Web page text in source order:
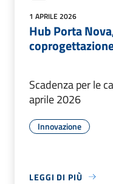
1 APRILE 2026
Hub Porta
Scadenza per le
aprile 2026
Innovazione
LEGGI DI PIÙ